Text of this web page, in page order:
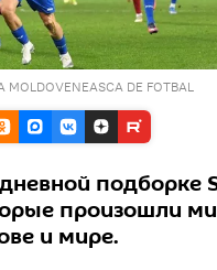
MOLDOVENEASCA DE FOTBAL
подборке
произошли
и мире.